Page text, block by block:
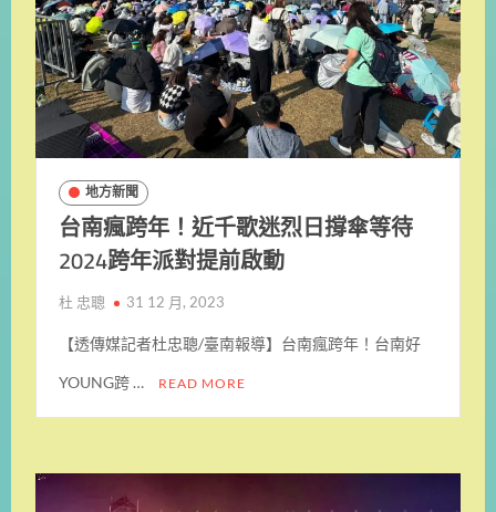
地方新聞
台南瘋跨年！近千歌迷烈日撐傘等待
2024跨年派對提前啟動
杜 忠聰 31 12 月, 2023
【透傳媒記者杜忠聰/臺南報導】台南瘋跨年！台南好
YOUNG跨 … READ MORE